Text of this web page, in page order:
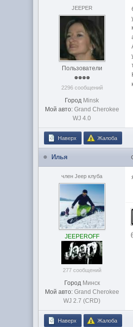
JEEPER
Пользователи
2296 сообщений
Город Minsk
Мой авто: Grand Cherokee
WJ 4.0
Наверх Жалоба
Илья
член Jeep клуба
JEEPEROFF
277 сообщений
Город Минск
Мой авто: Grand Cherokee
WJ 2.7 (CRD)
Наверх Жалоба